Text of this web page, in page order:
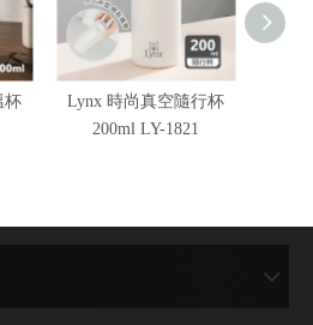
杯
Lynx 時尚真空隨行杯
200ml LY-1821